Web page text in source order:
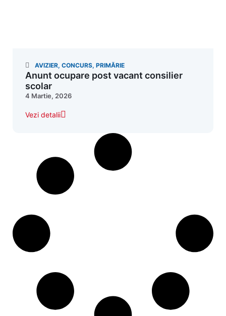
AVIZIER, CONCURS, PRIMĂRIE
Anunt ocupare post vacant consilier
scolar
4 Martie, 2026
Vezi detalii